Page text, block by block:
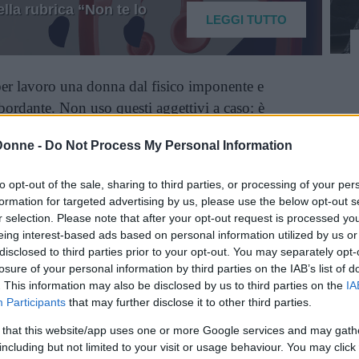
- Do Not Process My Personal Information
opt-out of the sale, sharing to third parties, or processing of your
for targeted advertising by us, please use the below opt-out
selection. Please note that after your opt-out request is processed
interest-based ads based on personal information utilized by us
to third parties prior to your opt-out. You may separately
of your personal information by third parties on the IAB’s list of
This information may also be disclosed by us to third parties on the
Participants that may further disclose it to other third parties.
that this website/app uses one or more Google services and may
but not limited to your visit or usage behaviour. You may
rubrica “Non te lo
LEGGI TUTTO
lavoro una donna dal fisico imponente e
Non uso questi aggettivi a caso: è
della stanza, che occupa uno spazio fisico ed
non essere attratti da lei. È una manager
ha un’impresa in crescita, un figlio e
amore e rispetto, un curriculum e una
a leggere dopo la pubblicità
smesso di umiliarla per il suo peso.
mai: entrando in confidenza mi ha